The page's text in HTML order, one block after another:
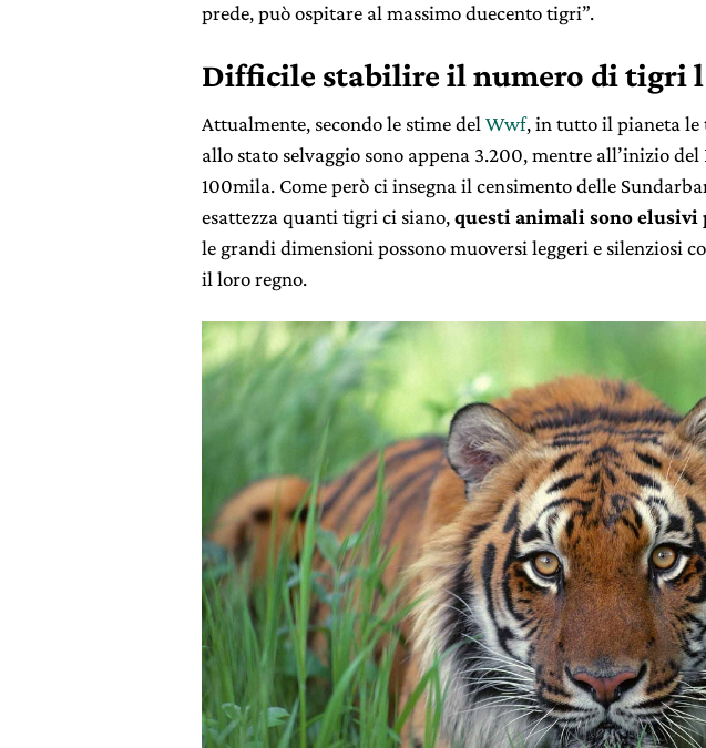
prede, può ospitare al massimo duecento tigri”.
Difficile stabilire il numero di tigri
Attualmente, secondo le stime del Wwf, in tutto il pianeta le
allo stato selvaggio sono appena 3.200, mentre all’inizio
100mila. Come però ci insegna il censimento delle
esattezza quanti tigri ci siano,questi animali sono elusivi
le grandi dimensioni possono muoversi leggeri e silenziosi
il loro regno.